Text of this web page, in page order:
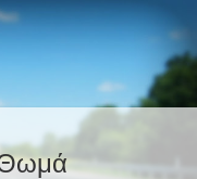
Θωμά